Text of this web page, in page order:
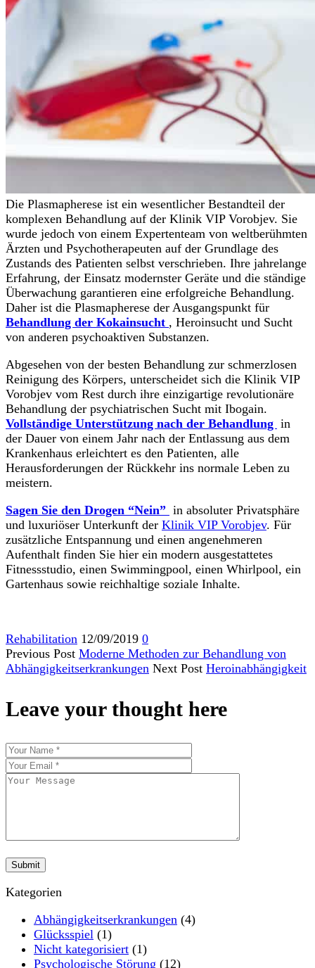
Die Plasmapherese ist ein wesentlicher Bestandteil der
komplexen Behandlung auf der Klinik VIP Vorobjev. Sie
wurde jedoch von einem Expertenteam von weltberühmten
Ärzten und Psychotherapeuten auf der Grundlage des
Zustands des Patienten selbst verschrieben. Ihre jahrelange
Erfahrung, der Einsatz modernster Geräte und die ständige
Überwachung garantieren eine erfolgreiche Behandlung.
Daher ist die Plasmapherese der Ausgangspunkt für
Behandlung der Kokainsucht , Heroinsucht und Sucht
von anderen psychoaktiven Substanzen.
Abgesehen von der besten Behandlung zur schmerzlosen
Reinigung des Körpers, unterscheidet sich die Klinik VIP
Vorobjev vom Rest durch ihre einzigartige revolutionäre
Behandlung der psychiatrischen Sucht mit Ibogain.
Vollständige Unterstützung nach der Behandlung in
der Dauer von einem Jahr nach der Entlassung aus dem
Krankenhaus erleichtert es den Patienten, alle
Herausforderungen der Rückkehr ins normale Leben zu
meistern.
Sagen Sie den Drogen “Nein” in absoluter Privatsphäre
und luxuriöser Unterkunft der Klinik VIP Vorobjev. Für
zusätzliche Entspannung und einen angenehmeren
Aufenthalt finden Sie hier ein modern ausgestattetes
Fitnessstudio, einen Swimmingpool, einen Whirlpool, ein
Gartenhaus sowie reichhaltige soziale Inhalte.
Rehabilitation 12/09/2019 0
Previous Post Moderne Methoden zur Behandlung von
Abhängigkeitserkrankungen Next Post Heroinabhängigkeit
Leave your thought here
Kategorien
Abhängigkeitserkrankungen (4)
Glücksspiel (1)
Nicht kategorisiert (1)
Psychologische Störung (12)